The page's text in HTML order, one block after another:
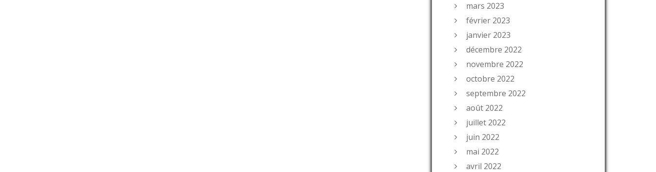
mars 2023
février 2023
janvier 2023
décembre 2022
novembre 2022
octobre 2022
septembre 2022
août 2022
juillet 2022
juin 2022
mai 2022
avril 2022